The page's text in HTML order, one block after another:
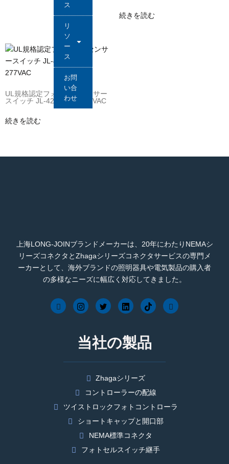
ス
リ
ソ
ー
ス
お問
い合
わせ
続きを読む
UL規格認定フォトセルセンサー
スイッチ JL-428C 120-277VAC
続きを読む
上海LONG-JOINブランドメーカーは、20年にわたりNEMAシ
リーズコネクタとZhagaシリーズコネクタサービスの専門メ
ーカーとして、海外ブランドの照明器具や電気製品の購入者
の多様なニーズに幅広く対応してきました。
当社の製品
Zhagaシリーズ
コントローラーの配線
ツイストロックフォトコントローラ
ショートキャップと開口部
NEMA標準コネクタ
フォトセルスイッチ継手